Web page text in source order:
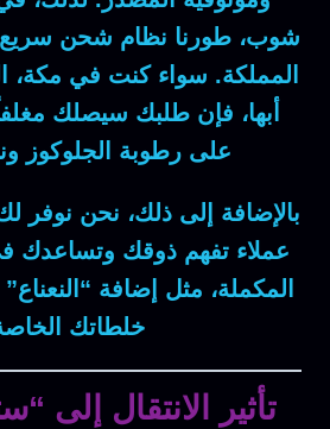
شوب، طورنا نظام شحن سريع
المملكة. سواء كنت في مكة،
أبها، فإن طلبك سيصلك
على رطوبة الجلوكوز
بالإضافة إلى ذلك، نحن نوفر
عملاء تفهم ذوقك وتساعدك
المكملة، مثل إضافة
خلطاتك
تأثير الانتقال إلى